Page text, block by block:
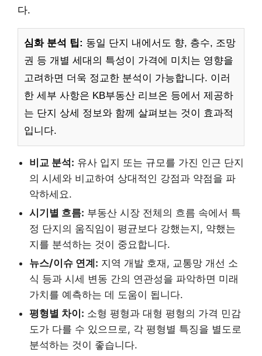
다.
심화 분석 팁: 동일 단지 내에서도 향, 층수, 조망
권 등 개별 세대의 특성이 가격에 미치는 영향을
고려하면 더욱 정교한 분석이 가능합니다. 이러
한 세부 사항은 KB부동산 리브온 등에서 제공하
는 단지 상세 정보와 함께 살펴보는 것이 효과적
입니다.
비교 분석: 유사 입지 또는 규모를 가진 인근 단지
의 시세와 비교하여 상대적인 강점과 약점을 파
악하세요.
시기별 흐름: 부동산 시장 전체의 흐름 속에서 특
정 단지의 움직임이 평균보다 강했는지, 약했는
지를 분석하는 것이 중요합니다.
뉴스/이슈 연계: 지역 개발 호재, 교통망 개선 소
식 등과 시세 변동 간의 연관성을 파악하면 미래
가치를 예측하는 데 도움이 됩니다.
평형별 차이: 소형 평형과 대형 평형의 가격 민감
도가 다를 수 있으므로, 각 평형별 특징을 별도로
분석하는 것이 좋습니다.